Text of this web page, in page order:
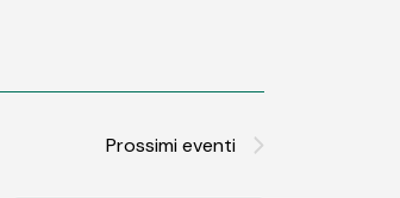
Prossimi eventi